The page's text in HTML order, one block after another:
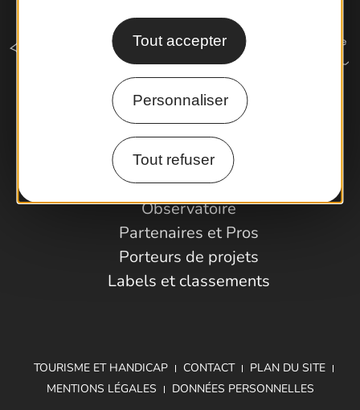
Tout accepter
Personnaliser
Tout refuser
Comment venir ?
Espace Pro
Observatoire
Partenaires et Pros
Porteurs de projets
Labels et classements
TOURISME ET HANDICAP CONTACT
PLAN DU SITE
MENTIONS LÉGALES
DONNÉES PERSONNELLES